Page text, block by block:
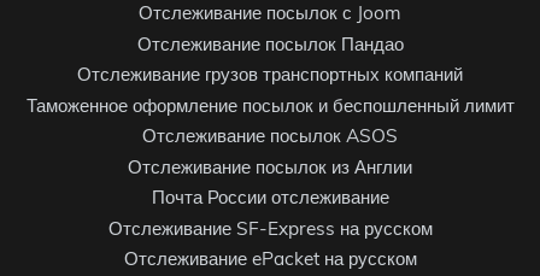
Отслеживание посылок с Joom
Отслеживание посылок Пандао
Отслеживание грузов транспортных компаний
Таможенное оформление посылок и беспошленный лимит
Отслеживание посылок ASOS
Отслеживание посылок из Англии
Почта России отслеживание
Отслеживание SF-Express на русском
Отслеживание ePacket на русском